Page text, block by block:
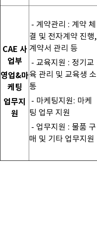
CAE 사
업부
영업&마
케팅
업무지
원
- 계약관리 : 계약 체
결 및 전자계약 진행,
계약서 관리 등
- 교육지원 : 정기교
육 관리 및 교육생 소
통
- 마케팅지원: 마케
팅 업무 지원
- 업무지원 : 물품 구
매 및 기타 업무지원